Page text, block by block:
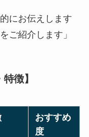
にお伝えします
ご紹介します」
徴】
おすすめ
度